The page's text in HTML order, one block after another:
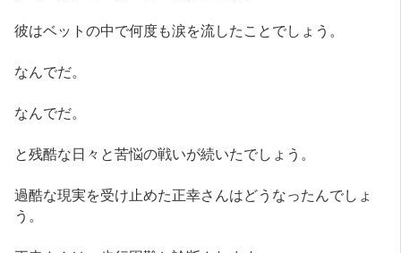
彼はベットの中で何度も涙を流したことでしょう。
なんでだ。
なんでだ。
と残酷な日々と苦悩の戦いが続いたでしょう。
過酷な現実を受け止めた正幸さんはどうなったんでしょ
う。